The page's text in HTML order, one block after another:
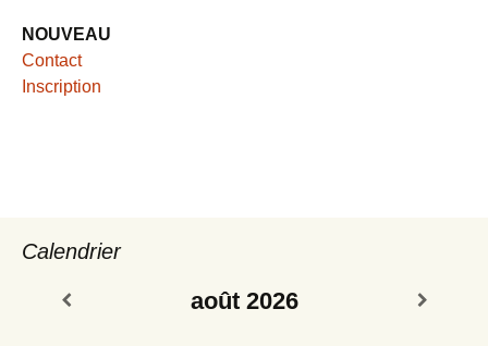
NOUVEAU
Contact
Inscription
Calendrier
août 2026